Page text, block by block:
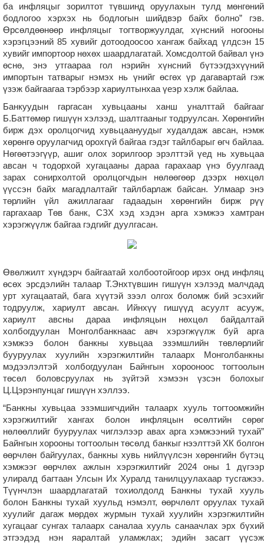
ба инфляцыг зорилтот түвшинд оруулахын тулд мөнгөний
бодлогоо хэрхэх нь бодлогын шийдвэр байх болно” гэв.
Өрсөлдөөнөөр инфляцыг тогтворжуулдаг, хүнсний ногооны
хэрэгцээний 85 хувийг дотоодоосоо хангаж байхад үлдсэн 15
хувийг импортоор нөхөх шаардлагатай. Хомсдолтой байвал үнэ
өснө, энэ утгаараа гол нэрийн хүнсний бүтээгдэхүүний
импортын татварыг нэмэх нь үнийг өсгөх үр дагавартай гэж
үзэж байгаагаа тэрбээр хариултынхаа үеэр хэлж байлаа.
Банкуудын гаргасан хувьцааны ханш уналттай байгааг
Б.Баттөмөр гишүүн хэлээд, шалтгааныг тодруулсан. Хөрөнгийн
бирж дэх оролцогчид хувьцаануудыг худалдаж авсан, нэмж
хөрөнгө оруулагчид орохгүй байгаа гэдэг тайлбарыг өгч байлаа.
Нөгөөтээгүүр, ашиг олох зорилгоор эрэлттэй үед нь хувьцаа
авсан ч тодорхой хугацааны дараа гарахаар үнэ буулгаад
зарах сонирхолтой оролцогчдын нөлөөгөөр дээрх нөхцөл
үүссэн байх магадлалтайг тайлбарлаж байсан. Улмаар энэ
төрлийн үйл ажиллагааг гадаадын хөрөнгийн бирж рүү
гаргахаар Төв банк, СЗХ хэд хэдэн арга хэмжээ хамтран
хэрэгжүүлж байгаа гэдгийг дуулгасан.
Өвөлжилт хүндэрч байгаатай холбоотойгоор ирэх онд инфляц
өсөх эрсдэлийн талаар Т.Энхтүвшин гишүүн хэлээд малчдад
урт хугацаатай, бага хүүтэй зээл олгох боломж бий эсэхийг
тодруулж, хариулт авсан. Ийнхүү гишүүд асуулт асууж,
хариулт авсны дараа инфляцын нөхцөл байдалтай
холбогдуулан Монголбанкнаас авч хэрэгжүүлж буй арга
хэмжээ болон банкны хувьцаа эзэмшлийн төвлөрлийг
бууруулах хуулийн хэрэгжилтийн талаарх Монголбанкны
мэдээлэлтэй холбогдуулан Байнгын хорооноос тогтоолын
төсөл боловсруулах нь зүйтэй хэмээн үзсэн болохыг
Ц.Цэрэнпунцаг гишүүн хэллээ.
“Банкны хувьцаа эзэмшигчдийн талаарх хууль тогтоомжийн
хэрэгжилтийг хангах болон инфляцын өсөлтийн сөрөг
нөлөөллийг бууруулах чиглэлээр авах арга хэмжээний тухай”
Байнгын хорооны тогтоолын төсөлд банкыг нээлттэй ХК болгон
өөрчлөн байгуулах, банкны хувь нийлүүлсэн хөрөнгийн бүтэц
хэмжээг өөрчлөх ажлын хэрэгжилтийг 2024 оны 1 дүгээр
улиралд багтаан Улсын Их Хуралд танилцуулахаар тусгажээ.
Түүнчлэн шаардлагатай тохиолдолд Банкны тухай хууль
болон Банкны тухай хуульд нэмэлт, өөрчлөлт оруулах тухай
хуулийг дагаж мөрдөх журмын тухай хуулийн хэрэгжилтийн
хугацааг сунгах талаарх саналаа хууль санаачлах эрх бүхий
этгээдэд нэн яаралтай уламжлах; эдийн засагт үүсэж